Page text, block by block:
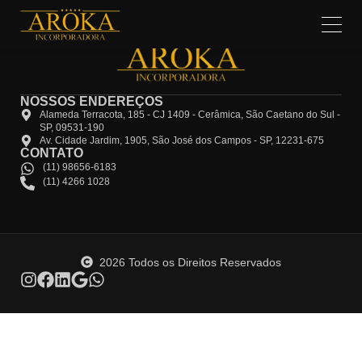
NOSSOS ENDEREÇOS
Alameda Terracota, 185 - CJ 1409 - Cerâmica, São Caetano do Sul -
SP, 09531-190
Av. Cidade Jardim, 1905, São José dos Campos - SP, 12231-675
CONTATO
(11) 98656-6183
(11) 4266 1028
2026 Todos os Direitos Reservados